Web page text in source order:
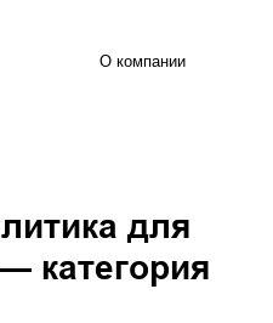
О компании
для
категория